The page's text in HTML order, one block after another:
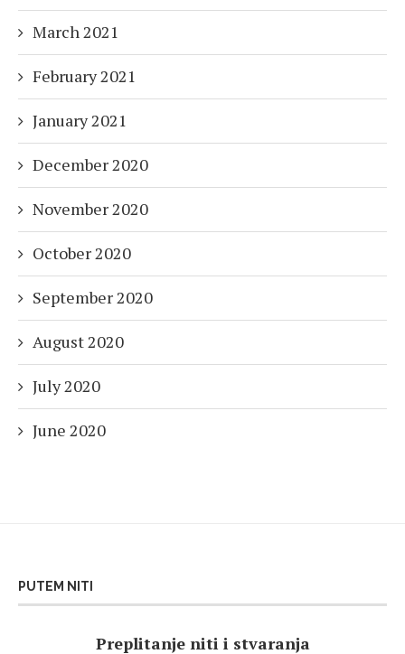
March 2021
February 2021
January 2021
December 2020
November 2020
October 2020
September 2020
August 2020
July 2020
June 2020
PUTEM NITI
Preplitanje niti i stvaranja